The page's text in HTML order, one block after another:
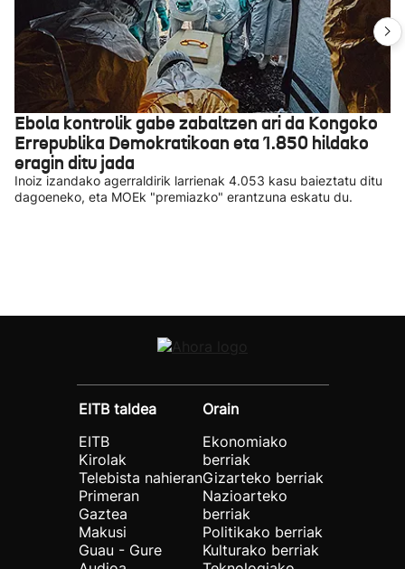
Ebola kontrolik gabe zabaltzen ari da Kongoko
Errepublika Demokratikoan eta 1.850 hildako
eragin ditu jada
Inoiz izandako agerraldirik larrienak 4.053 kasu baieztatu ditu
dagoeneko, eta MOEk "premiazko" erantzuna eskatu du.
EITB taldea
EITB
Kirolak
Telebista nahieran
Primeran
Gaztea
Makusi
Guau - Gure
Orain
Ekonomiako
berriak
Gizarteko berriak
Nazioarteko
berriak
Politikako berriak
Kulturako berriak